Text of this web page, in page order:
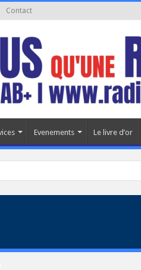
Contact
Evenements Le livre d’or